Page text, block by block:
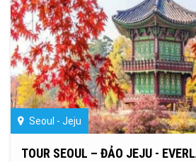
Seoul - Jeju
TOUR SEOUL – ĐẢO JEJU -